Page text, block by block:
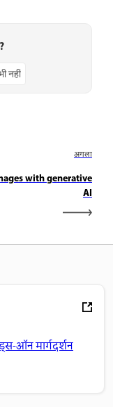
नहीं
अगला
with generative
AI
ऑन मार्गदर्शन